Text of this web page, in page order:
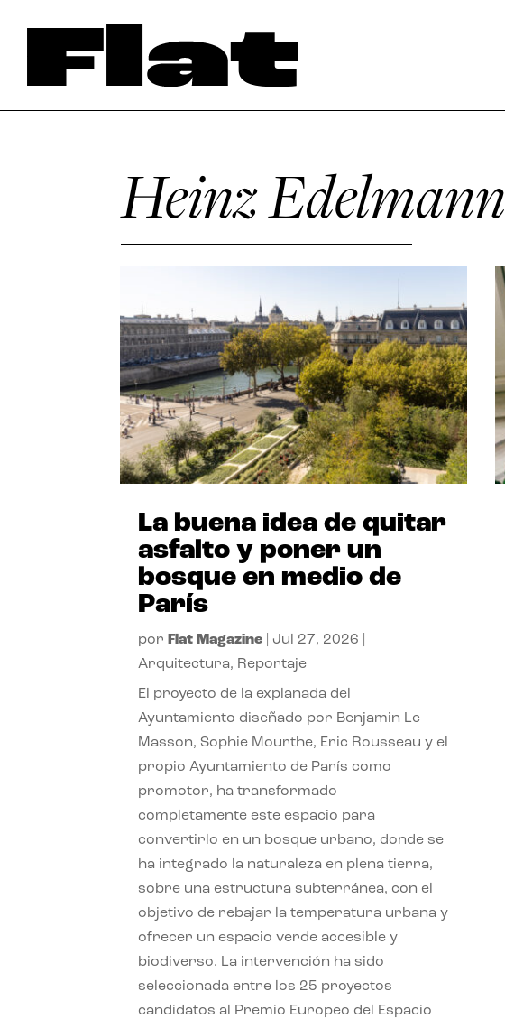
Heinz Edelmann
La buena idea de quitar
asfalto y poner un
bosque en medio de
París
por Flat Magazine Jul 27, 2026
Arquitectura, Reportaje
El proyecto de la explanada del
Ayuntamiento diseñado por Benjamin Le
Masson, Sophie Mourthe, Eric Rousseau y el
propio Ayuntamiento de París como
promotor, ha transformado
completamente este espacio para
convertirlo en un bosque urbano, donde se
ha integrado la naturaleza en plena tierra,
sobre una estructura subterránea, con el
objetivo de rebajar la temperatura urbana y
ofrecer un espacio verde accesible y
biodiverso. La intervención ha sido
seleccionada entre los 25 proyectos
candidatos al Premio Europeo del Espacio